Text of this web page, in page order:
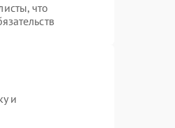
что
и